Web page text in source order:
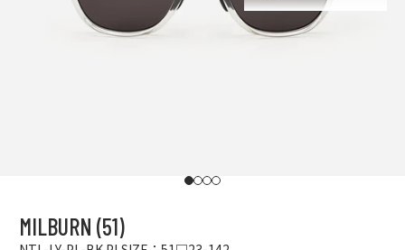
I18n Error: Missing interpolation value
I18n Error: Missing interpolation value
I18n Error: Missing interpolation value
I18n Error: Missing interpolation value
MILBURN (51)